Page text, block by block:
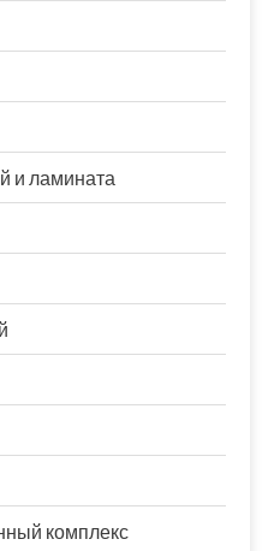
и ламината
комплекс